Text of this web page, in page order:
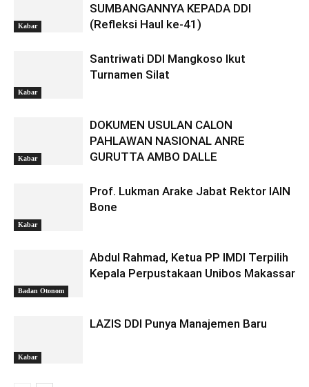
Kabar
SUMBANGANNYA KEPADA DDI
(Refleksi Haul ke-41)
Kabar
Santriwati DDI Mangkoso Ikut
Turnamen Silat
Kabar
DOKUMEN USULAN CALON
PAHLAWAN NASIONAL ANRE
GURUTTA AMBO DALLE
Kabar
Prof. Lukman Arake Jabat Rektor IAIN
Bone
Badan Otonom
Abdul Rahmad, Ketua PP IMDI Terpilih
Kepala Perpustakaan Unibos Makassar
Kabar
LAZIS DDI Punya Manajemen Baru